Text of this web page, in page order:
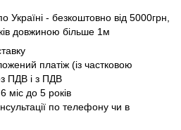
- безкоштовно від 5000грн,
довжиною більше 1м
платіж (із частковою
ПДВ і з ПДВ
міс до 5 років
по телефону чи в